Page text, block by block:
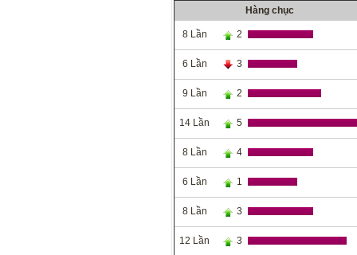
Hàng chục
8 Lần 2
6 Lần 3
9 Lần 2
14 Lần 5
8 Lần 4
6 Lần 1
8 Lần 3
12 Lần 3